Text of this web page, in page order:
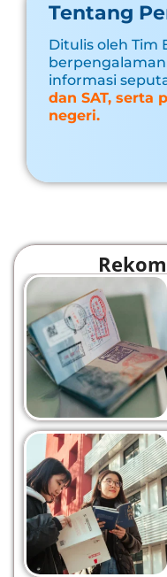
Tentang
Ditulis oleh Tim
informasi
dan SAT, serta
negeri.